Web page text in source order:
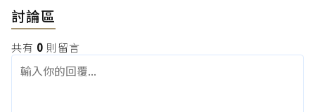
討論區
共有 0 則留言